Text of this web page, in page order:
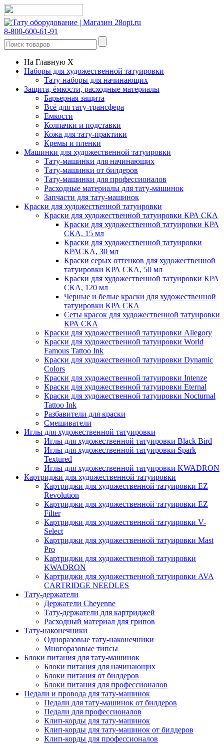
8-800-600-61-91
На Главную X
Наборы для художественной татуировки
Тату-наборы для начинающих
Защита, ёмкости, расходные материалы
Барьерная защита
Всё для тату-трансфера
Емкости
Колпачки и подставки
Кожа для тату-практики
Кремы и пленки
Машинки для художественной татуировки
Тату-машинки для начинающих
Тату-машинки от билдеров
Тату-машинки для профессионалов
Расходные материалы для тату-машинок
Запчасти для тату-машинок
Краски для художественной татуировки
Краски для художественной татуировки КРА СКА
Краски для художественной татуировки КРА
СКА, 15 мл
Краски для художественной татуировки
КРАСКА, 30 мл
Краски серых оттенков для художественной
татуировки КРА СКА, 50 мл
Краски для художественной татуировки КРА
CКА, 120 мл
Черные и белые краски для художественной
татуировки КРА СКА
Сеты красок для художественной татуировки
КРА СКА
Краски для художественной татуировки Allegory
Краски для художественной татуировки World
Famous Tattoo Ink
Краски для художественной татуировки Dynamic
Colors
Краски для художественной татуировки Intenze
Краски для художественной татуировки Eternal
Краски для художественной татуировки Nocturnal
Tattoo Ink
Разбавители для краски
Смешиватели
Иглы для художественной татуировки
Иглы для художественной татуировки Black Bird
Иглы для художественной татуировки Spark
Textured
Иглы для художественной татуировки KWADRON
Картриджи для художественной татуировки
Картриджи для художественной татуировки EZ
Revolution
Картриджи для художественной татуировки EZ
Filter
Картриджи для художественной татуировки V-
Select
Картриджи для художественной татуировки Mast
Pro
Картриджи для художественной татуировки
KWADRON
Картриджи для художественной татуировки AVA
CARTRIDGE NEEDLES
Тату-держатели
Держатели Cheyenne
Тату-держатели для картриджей
Расходный материал для грипов
Тату-наконечники
Одноразовые тату-наконечники
Многоразовые типсы
Блоки питания для тату-машинок
Блоки питания для начинающих
Блоки питания от билдеров
Блоки питания для профессионалов
Педали и провода для тату-машинок
Педали для тату-машинок от билдеров
Педали для профессионалов
Клип-корды для тату-машинок
Клип-корды для тату-машинок от билдеров
Клип-корды для профессионалов